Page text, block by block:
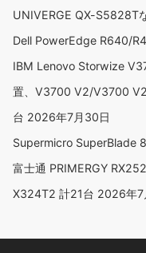
UNIVERGE QX-S5828T
Dell PowerEdge R640/
IBM Lenovo Storwize
置、V3700 V2/V3700
台 2026年7月30日
Supermicro SuperBlade
富士通 PRIMERGY
X324T2 計21台 2026年7